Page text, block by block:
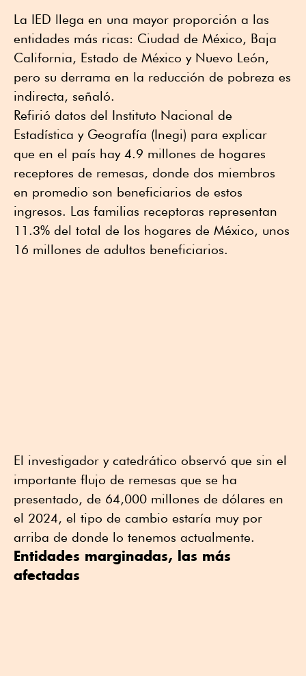
La IED llega en una mayor proporción a las
entidades más ricas: Ciudad de México, Baja
California, Estado de México y Nuevo León,
pero su derrama en la reducción de pobreza es
indirecta, señaló.
Refirió datos del Instituto Nacional de
Estadística y Geografía (Inegi) para explicar
que en el país hay 4.9 millones de hogares
receptores de remesas, donde dos miembros
en promedio son beneficiarios de estos
ingresos. Las familias receptoras representan
11.3% del total de los hogares de México, unos
16 millones de adultos beneficiarios.
El investigador y catedrático observó que sin el
importante flujo de remesas que se ha
presentado, de 64,000 millones de dólares en
el 2024, el tipo de cambio estaría muy por
arriba de donde lo tenemos actualmente.
Entidades marginadas, las más
afectadas